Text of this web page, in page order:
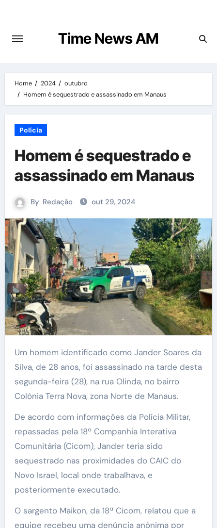
content
Time News AM
Home 2024
outubro
Homem é sequestrado e assassinado em Manaus
Polícia
Homem é sequestrado e
assassinado em Manaus
By Redação out 29, 2024
Um homem identificado como Jander Soares da
Silva, de 28 anos, foi assassinado na tarde desta
segunda-feira (28), na rua Olinda, no bairro
Colônia Terra Nova, zona Norte de Manaus.
De acordo com informações da Polícia Militar,
repassadas pela 18ª Companhia Interativa
Comunitária (Cicom), Jander teria sido
sequestrado nas proximidades do CAIC do
Novo Israel, local onde trabalhava, e
posteriormente executado.
O sargento Maikon, da 18ª Cicom, relatou que a
equipe recebeu uma denúncia anônima por